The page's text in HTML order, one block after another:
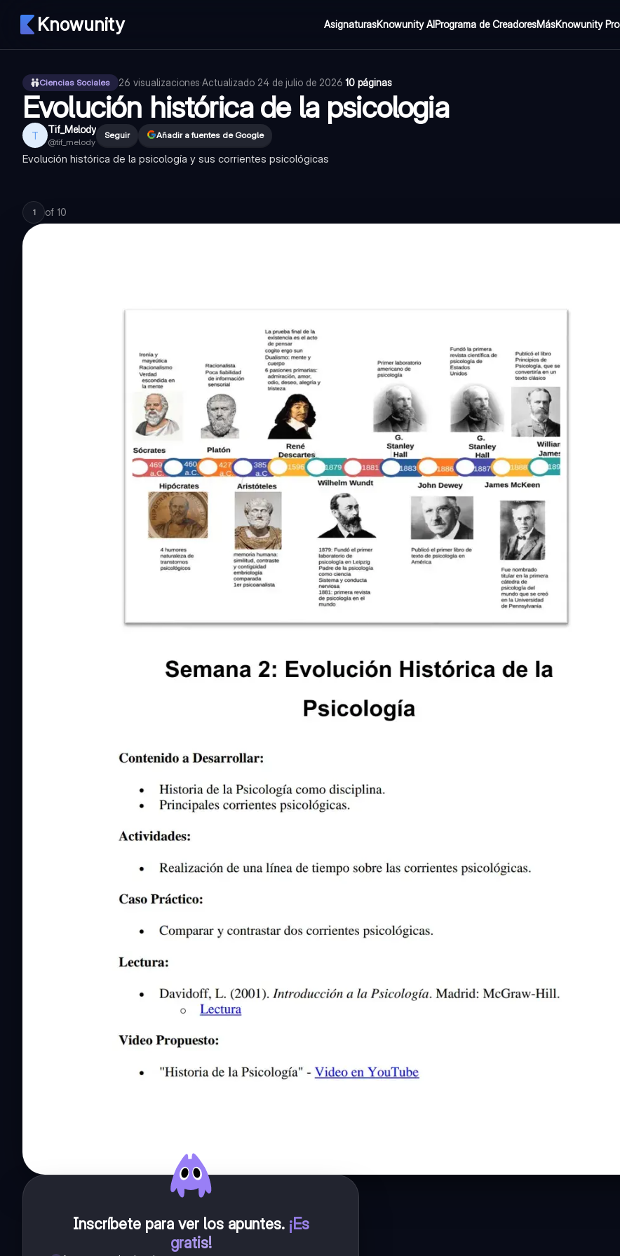
Knowunity AsignaturasKnowunity AIPrograma de CreadoresMásKnowunity Pro
Ciencias Sociales 26 visualizaciones·Actualizado 24 de julio de 2026·10 páginas
Evolución histórica de la psicologia
T Tif_Melody
@tif_melody
Seguir Añadir a fuentes de Google
Evolución histórica de la psicología y sus corrientes psicológicas
1 of 10
Inscríbete para ver los apuntes. ¡Es
gratis!